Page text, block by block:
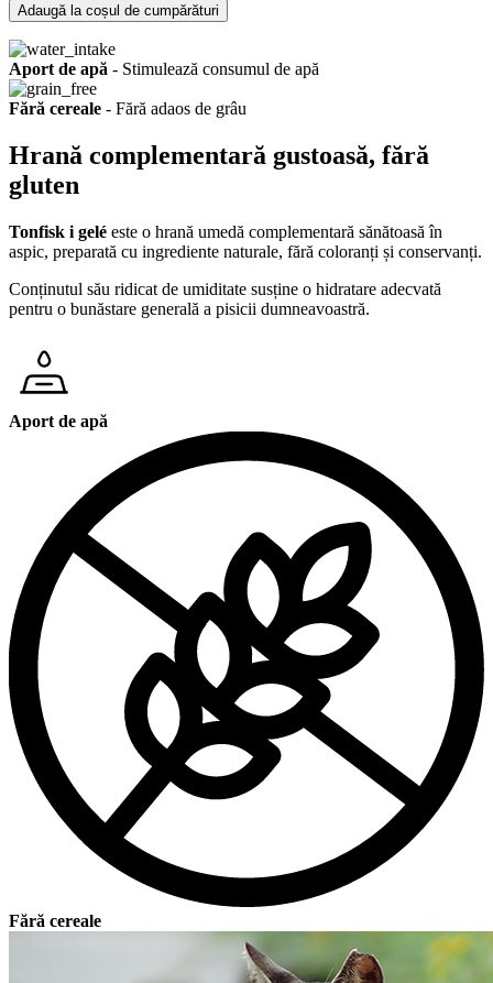
Adaugă la coșul de cumpărături
Aport de apă - Stimulează consumul de apă
Fără cereale - Fără adaos de grâu
Hrană complementară gustoasă, fără
gluten
Tonfisk i gelé este o hrană umedă complementară sănătoasă în
aspic, preparată cu ingrediente naturale, fără coloranți și conservanți.
Conținutul său ridicat de umiditate susține o hidratare adecvată
pentru o bunăstare generală a pisicii dumneavoastră.
Aport de apă
Fără cereale